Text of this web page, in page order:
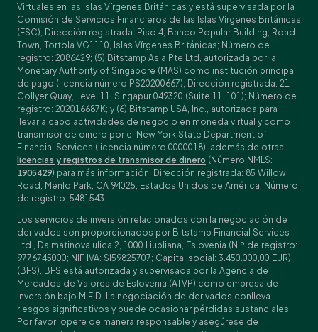
Virtuales en las Islas Vírgenes Británicas y está supervisada por la
Comisión de Servicios Financieros de las Islas Vírgenes Británicas
(FSC); Dirección registrada: Piso 4, Banco Popular Building, Road
Town, Tortola VG1110, Islas Vírgenes Británicas; Número de
registro: 2086429; (5) Bitstamp Asia Pte Ltd, autorizada por la
Monetary Authority of Singapore (MAS) como institución principal
de pago (licencia número PS20200667); Dirección registrada: 21
Collyer Quay, Level 11, Singapur 049320 (Suite 11-101); Número de
registro: 202016687K; y (6) Bitstamp USA, Inc., autorizada para
llevar a cabo actividades de negocio en moneda virtual y como
transmisor de dinero por el New York State Department of
Financial Services (licencia número 0000018), además de otras
licencias y registros de transmisor de dinero (Número NMLS:
1905429) para más información; Dirección registrada: 85 Willow
Road, Menlo Park, CA 94025, Estados Unidos de América; Número
de registro: 5481543.
Los servicios de inversión relacionados con la negociación de
derivados son proporcionados por Bitstamp Financial Services
Ltd., Dalmatinova ulica 2, 1000 Liubliana, Eslovenia (N.º de registro:
9776745000; NIF IVA: SI59825707; Capital social: 3.450.000,00 EUR)
(BFS). BFS está autorizada y supervisada por la Agencia de
Mercados de Valores de Eslovenia (ATVP) como empresa de
inversión bajo MiFiD. La negociación de derivados conlleva
riesgos significativos y puede ocasionar pérdidas sustanciales.
Por favor, opere de manera responsable y asegúrese de